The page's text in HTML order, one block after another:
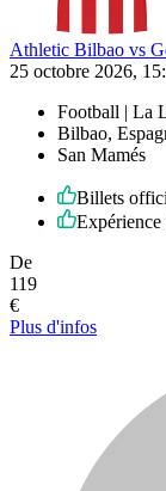
Athletic Bilbao vs
25 octobre 2026,
Football | La
Bilbao,
San Mamés
Billets
De
119
€
Plus d'infos